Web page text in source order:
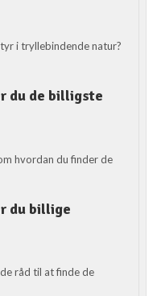
i tryllebindende natur?
du de billigste
hvordan du finder de
du billige
råd til at finde de